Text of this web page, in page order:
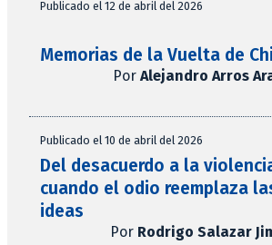
Publicado el 12 de abril del 2026
Memorias de la Vuelta de
Por Alejandro Arros
Publicado el 10 de abril del 2026
Del desacuerdo a la
cuando el odio reemplaza
ideas
Por Rodrigo Salazar